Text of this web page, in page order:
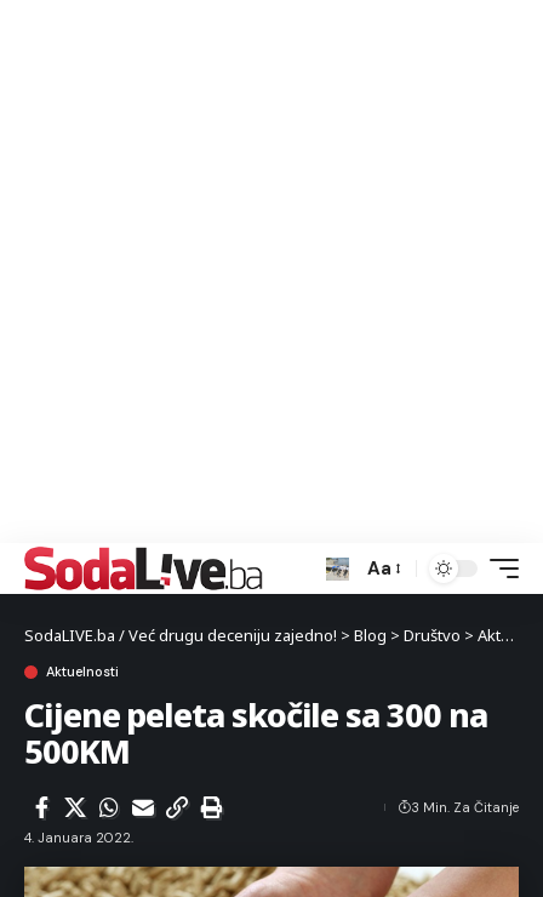
Aa
SodaLIVE.ba / Već drugu deceniju zajedno! > Blog > Društvo > Aktuelnosti
Aktuelnosti
Cijene peleta skočile sa 300 na
500KM
4. Januara 2022.
3 Min. Za Čitanje